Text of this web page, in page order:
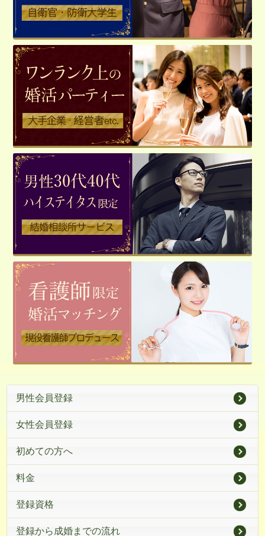
男性会員登録
女性会員登録
初めての方へ
料金
登録資格
登録から成婚までの流れ